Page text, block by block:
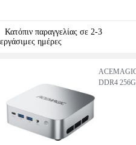
Κατόπιν παραγγελίας σε 2-3
εργάσιμες ημέρες
DDR4